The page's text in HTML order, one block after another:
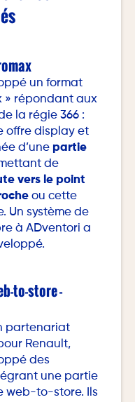
un format
» répondant aux
la régie 366 :
offre display et
d’une partie
de
vers le point
ou cette
Un système de
à ADventori a
to-store -
partenariat
Renault,
des
une partie
web-to-store. Ils